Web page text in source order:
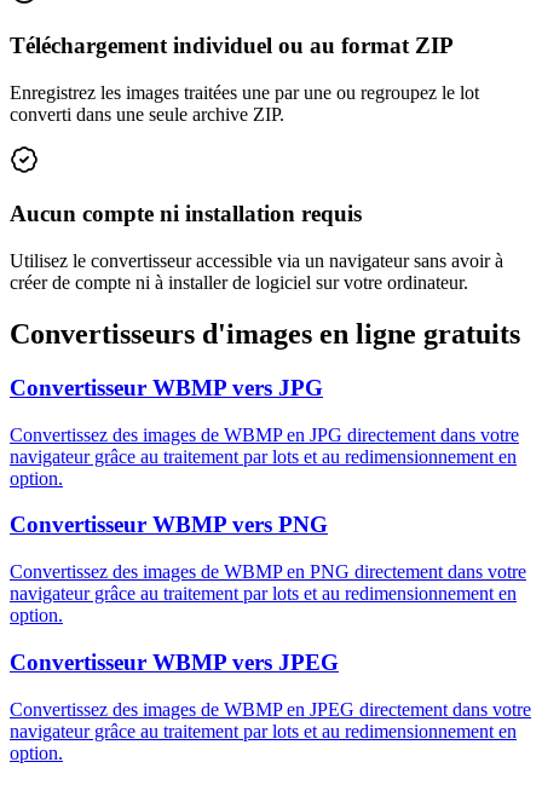
Téléchargement individuel ou au format ZIP
Enregistrez les images traitées une par une ou regroupez le lot
converti dans une seule archive ZIP.
Aucun compte ni installation requis
Utilisez le convertisseur accessible via un navigateur sans avoir à
créer de compte ni à installer de logiciel sur votre ordinateur.
Convertisseurs d'images en ligne gratuits
Convertisseur WBMP vers JPG
Convertissez des images de WBMP en JPG directement dans votre
navigateur grâce au traitement par lots et au redimensionnement en
option.
Convertisseur WBMP vers PNG
Convertissez des images de WBMP en PNG directement dans votre
navigateur grâce au traitement par lots et au redimensionnement en
option.
Convertisseur WBMP vers JPEG
Convertissez des images de WBMP en JPEG directement dans votre
navigateur grâce au traitement par lots et au redimensionnement en
option.